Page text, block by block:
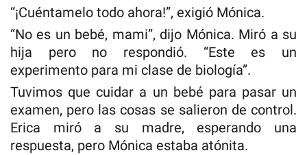
“¡Cuéntamelo todo ahora!”, exigió Mónica.
“No es un bebé, mami”, dijo Mónica. Miró a su
hija pero no respondió. “Este es un
experimento para mi clase de biología”.
Tuvimos que cuidar a un bebé para pasar un
examen, pero las cosas se salieron de control.
Erica miró a su madre, esperando una
respuesta, pero Mónica estaba atónita.